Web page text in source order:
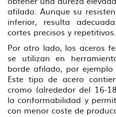
afilado. Aunque su
inferior, resulta
cortes precisos y repetitivos.
Por otro lado, los aceros
se utilizan en
borde afilado, por
Este tipo de acero
cromo (alrededor del 16-
la conformabilidad y
con menor coste de